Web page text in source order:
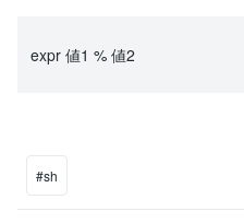
expr 値1 % 値2
#sh